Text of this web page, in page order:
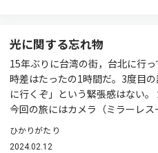
光に関する忘れ物
15年ぶりに台湾の街，台北に行っ
時差はたったの1時間だ。3度目
に行くぞ」という緊張感はない。
今回の旅にはカメラ（ミラーレス
ひかりがたり
2024.02.12